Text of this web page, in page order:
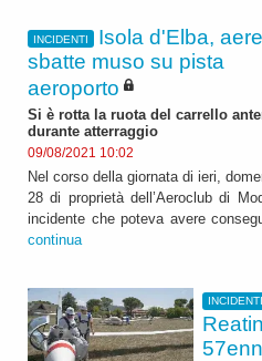
INCIDENTI
Isola d'Elba,
sbatte muso su pista
aeroporto
Si è rotta la ruota del carrello
durante atterraggio
09/08/2021 10:02
Nel corso della giornata di ieri,
28 di proprietà dell’Aeroclub di
incidente che poteva avere
continua
INCIDENTI